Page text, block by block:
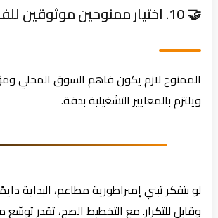
الممنوح لازم يكون فاهم السوق المحلي ومؤمن
ويلتزم بالمعايير التشغيلية بدقة.
لو بتفكر تبني إمبراطورية مطاعم، البداية
وقابل للتكرار. مع التخطيط الصح، تقدر توسّع